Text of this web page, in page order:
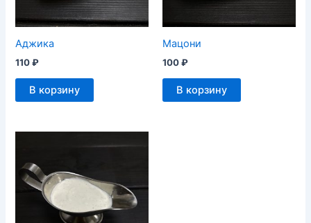
Аджика
110₽
В корзину
Мацони
100₽
В корзину